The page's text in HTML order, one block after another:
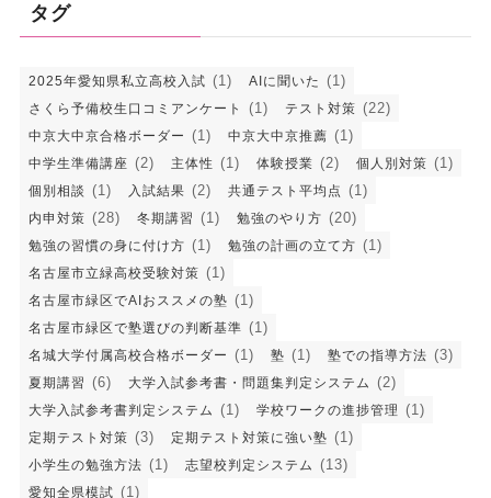
タグ
2025年愛知県私立高校入試 (1) AIに聞いた (1)
さくら予備校生口コミアンケート (1) テスト対策 (22)
中京大中京合格ボーダー (1) 中京大中京推薦 (1)
中学生準備講座 (2) 主体性 (1) 体験授業 (2) 個人別対策 (1)
個別相談 (1) 入試結果 (2) 共通テスト平均点 (1)
内申対策 (28) 冬期講習 (1) 勉強のやり方 (20)
勉強の習慣の身に付け方 (1) 勉強の計画の立て方 (1)
名古屋市立緑高校受験対策 (1)
名古屋市緑区でAIおススメの塾 (1)
名古屋市緑区で塾選びの判断基準 (1)
名城大学付属高校合格ボーダー (1) 塾 (1) 塾での指導方法 (3)
夏期講習 (6) 大学入試参考書・問題集判定システム (2)
大学入試参考書判定システム (1) 学校ワークの進捗管理 (1)
定期テスト対策 (3) 定期テスト対策に強い塾 (1)
小学生の勉強方法 (1) 志望校判定システム (13)
愛知全県模試 (1)